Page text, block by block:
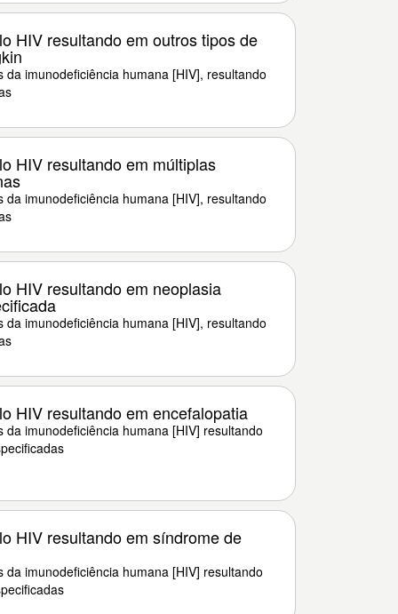
HIV resultando em outros tipos de
da imunodeficiência humana [HIV], resultando
HIV resultando em múltiplas
da imunodeficiência humana [HIV], resultando
HIV resultando em neoplasia
da imunodeficiência humana [HIV], resultando
HIV resultando em encefalopatia
da imunodeficiência humana [HIV] resultando
HIV resultando em síndrome de
da imunodeficiência humana [HIV] resultando